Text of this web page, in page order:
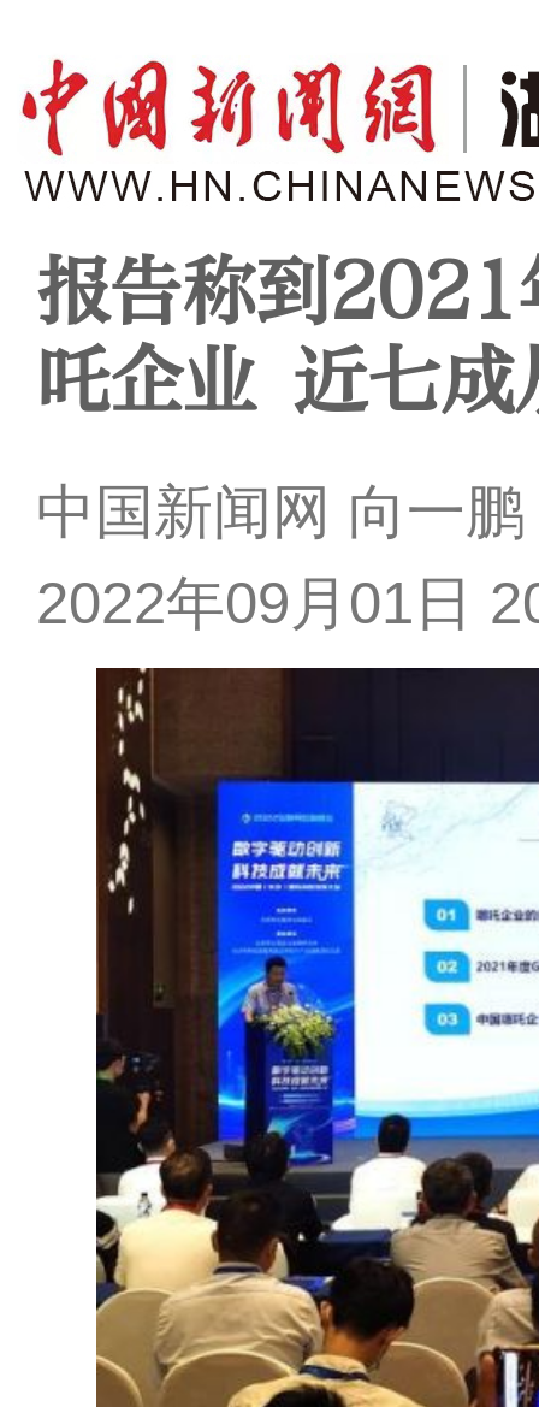
报告称到
吒企业 近七成
中国新闻网 向一鹏
2022年09月01日